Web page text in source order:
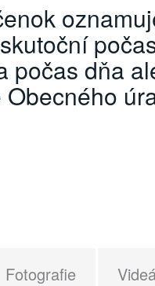
počas dňa
Fotografie